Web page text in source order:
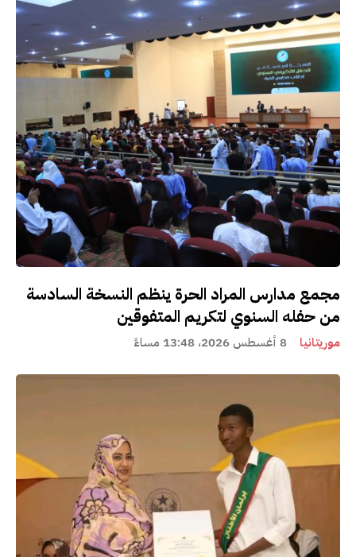
مجمع مدارس المراد الحرة ينظم النسخة السادسة
من حفله السنوي لتكريم المتفوقين
موريتانيا 8 أغسطس 2026، 13:48 مساءً